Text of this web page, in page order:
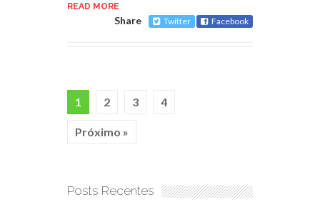
READ MORE
Share Twitter Facebook
1 2 3 4
Próximo »
Posts Recentes